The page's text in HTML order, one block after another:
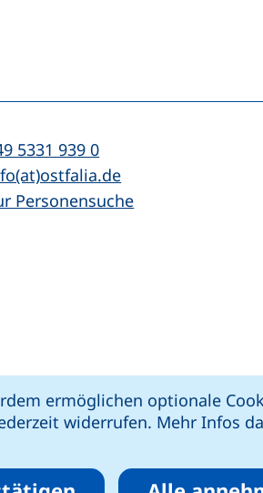
ermöglichen optionale
widerrufen. Mehr Infos
5331 939 0(startet einen
(öffnet Ihr E-Mail-
Personensuche